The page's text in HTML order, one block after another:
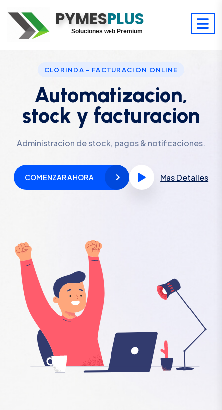
PYMESPLUS
Digitaliza tu éxito
Soluciones web Premium
CLORINDA - FACTURACION ONLINE
Automatizacion,
stock y facturacion
Administracion de stock, pagos & notificaciones.
COMENZAR AHORA Mas Detalles